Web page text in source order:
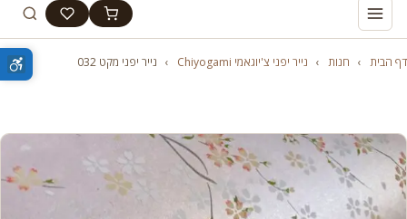
דף הבית › חנות › נייר יפני צ'יוגאמי Chiyogami › נייר יפני מקט 032